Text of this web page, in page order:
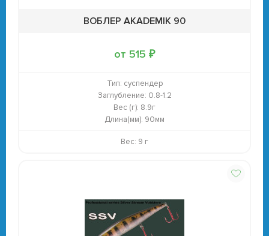
ВОБЛЕР AKADEMIK 90
от 515 ₽
Тип: суспендер
Заглубление: 0.8-1.2
Вес (г): 8.9г
Длина(мм): 90мм
Вес: 9 г